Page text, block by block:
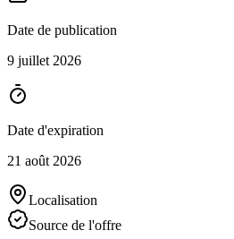
Date de publication
9 juillet 2026
Date d'expiration
21 août 2026
Localisation
Source de l'offre